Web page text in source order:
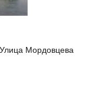
Мордовцева